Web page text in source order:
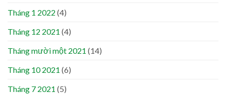
Tháng 1 2022 (4)
Tháng 12 2021 (4)
Tháng mười một 2021 (14)
Tháng 10 2021 (6)
Tháng 7 2021 (5)